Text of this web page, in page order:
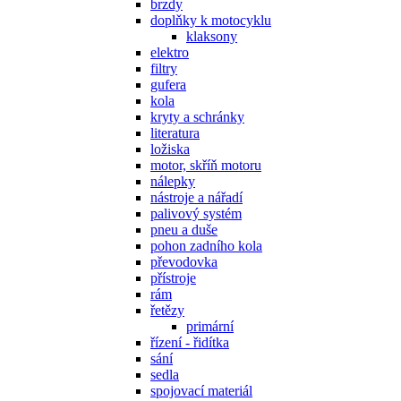
brzdy
doplňky k motocyklu
klaksony
elektro
filtry
gufera
kola
kryty a schránky
literatura
ložiska
motor, skříň motoru
nálepky
nástroje a nářadí
palivový systém
pneu a duše
pohon zadního kola
převodovka
přístroje
rám
řetězy
primární
řízení - řidítka
sání
sedla
spojovací materiál